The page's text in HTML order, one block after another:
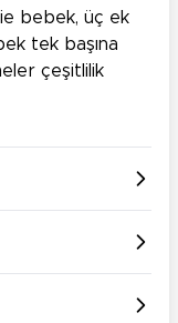
bebek, üç ek
tek başına
çeşitlilik